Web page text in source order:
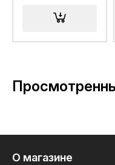
О магазине